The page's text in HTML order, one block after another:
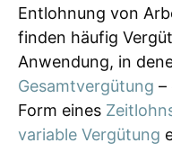
Entlohnung von
finden häufig
Anwendung, in
Gesamtvergütung –
Form eines
variable Vergütung